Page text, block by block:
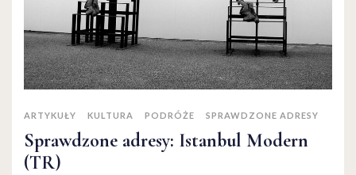
ARTYKUŁY KULTURA PODRÓŻE SPRAWDZONE ADRESY
Sprawdzone adresy: Istanbul Modern
(TR)